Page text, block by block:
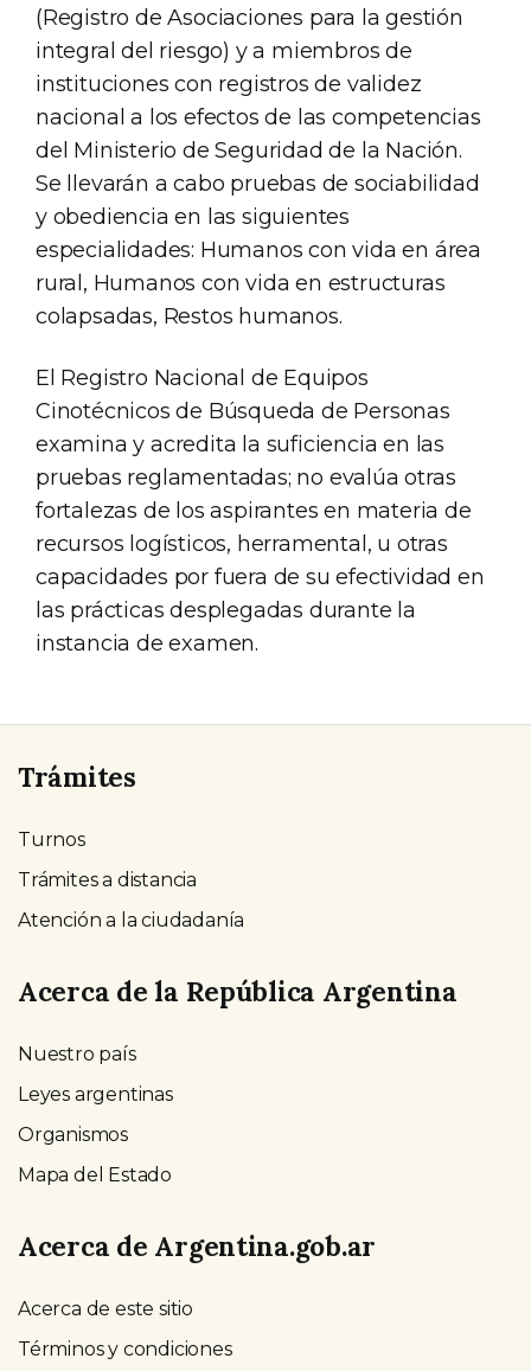
(Registro de Asociaciones para la gestión
integral del riesgo) y a miembros de
instituciones con registros de validez
nacional a los efectos de las competencias
del Ministerio de Seguridad de la Nación.
Se llevarán a cabo pruebas de sociabilidad
y obediencia en las siguientes
especialidades: Humanos con vida en área
rural, Humanos con vida en estructuras
colapsadas, Restos humanos.
El Registro Nacional de Equipos
Cinotécnicos de Búsqueda de Personas
examina y acredita la suficiencia en las
pruebas reglamentadas; no evalúa otras
fortalezas de los aspirantes en materia de
recursos logísticos, herramental, u otras
capacidades por fuera de su efectividad en
las prácticas desplegadas durante la
instancia de examen.
Trámites
Turnos
Trámites a distancia
Atención a la ciudadanía
Acerca de la República Argentina
Nuestro país
Leyes argentinas
Organismos
Mapa del Estado
Acerca de Argentina.gob.ar
Acerca de este sitio
Términos y condiciones